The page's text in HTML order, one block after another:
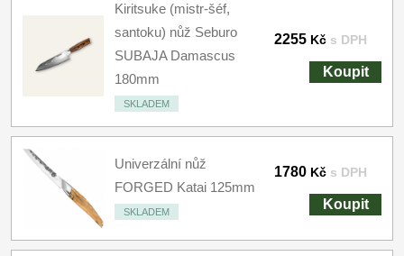
Kiritsuke (mistr-šéf,
santoku) nůž Seburo
SUBAJA Damascus
180mm
SKLADEM
2255 Kč s DPH
Koupit
Univerzální nůž
FORGED Katai 125mm
SKLADEM
1780 Kč s DPH
Koupit